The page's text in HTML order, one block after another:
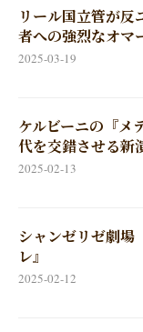
リール国立管が反
者への強烈なオマ
2025-03-19
ケルビーニの『
代を交錯させる新
2025-02-13
シャンゼリゼ劇
レ』
2025-02-12